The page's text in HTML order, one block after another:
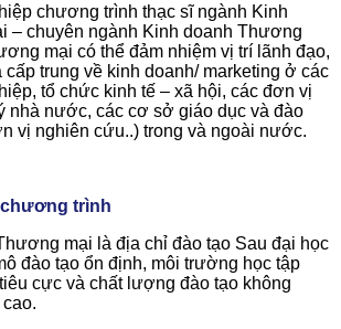
chương trình thạc sĩ ngành Kinh
– chuyên ngành Kinh doanh Thương
mại có thể đảm nhiệm vị trí lãnh đạo,
cấp trung về kinh doanh/ marketing ở các
tổ chức kinh tế – xã hội, các đơn vị
nhà nước, các cơ sở giáo dục và đào
vị nghiên cứu..) trong và ngoài nước.
trình
mại là địa chỉ đào tạo Sau đại học
đào tạo ổn định, môi trường học tập
cực và chất lượng đào tạo không